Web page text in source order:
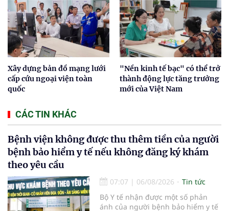
Xây dựng bản đồ mạng lưới
cấp cứu ngoại viện toàn
quốc
"Nền kinh tế bạc" có thể trở
thành động lực tăng trưởng
mới của Việt Nam
CÁC TIN KHÁC
Bệnh viện không được thu thêm tiền của người
bệnh bảo hiểm y tế nếu không đăng ký khám
theo yêu cầu
07:07 | 06/08/2026
Tin tức
Bộ Y tế nhận được một số phản
ánh của người bệnh bảo hiểm y tế